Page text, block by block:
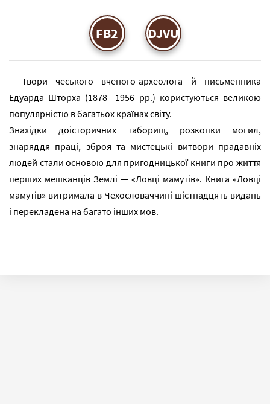
FB2 DJVU
Твори чеського вченого-археолога й письменника
Едуарда Шторха (1878—1956 рр.) користуються великою
популярністю в багатьох країнах світу.
Знахідки доісторичних таборищ, розкопки могил,
знаряддя праці, зброя та мистецькі витвори прадавніх
людей стали основою для пригодницької книги про життя
перших мешканців Землі — «Ловці мамутів». Книга «Ловці
мамутів» витримала в Чехословаччині шістнадцять видань
і перекладена на багато інших мов.